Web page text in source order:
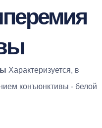
Характеризуется, в
конъюнктивы - белой